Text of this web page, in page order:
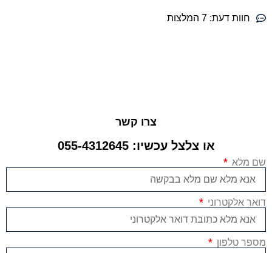
חוות דעת: 7 המלצות
צרו קשר
או צלצל עכשיו: 055-4312645
שם מלא
דואר אלקטרוני
מספר טלפון